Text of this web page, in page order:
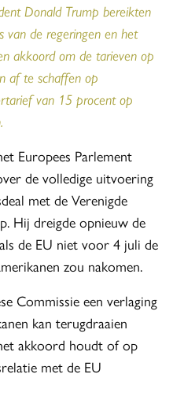
Donald Trump bereikten
van de regeringen en het
akkoord om de tarieven op
af te schaffen op
van 15 procent op
Europees Parlement
de volledige uitvoering
met de Verenigde
Hij dreigde opnieuw de
de EU niet voor 4 juli de
zou nakomen.
Commissie een verlaging
kan terugdraaien
akkoord houdt of op
met de EU